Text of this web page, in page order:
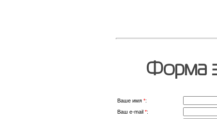
Форма
Ваше имя *:
Ваш e-mail *: